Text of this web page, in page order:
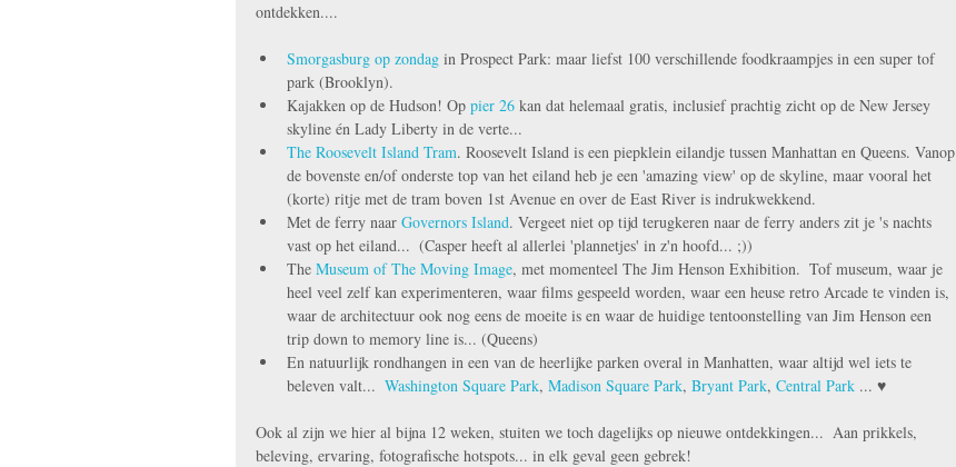
ontdekken....
Smorgasburg op zondag in Prospect Park: maar liefst 100 verschillende foodkraampjes in een super tof
park (Brooklyn).
Kajakken op de Hudson! Op pier 26 kan dat helemaal gratis, inclusief prachtig zicht op de New Jersey
skyline én Lady Liberty in de verte...
The Roosevelt Island Tram. Roosevelt Island is een piepklein eilandje tussen Manhattan en Queens. Vanop
de bovenste en/of onderste top van het eiland heb je een 'amazing view' op de skyline, maar vooral het
(korte) ritje met de tram boven 1st Avenue en over de East River is indrukwekkend.
Met de ferry naar Governors Island. Vergeet niet op tijd terugkeren naar de ferry anders zit je 's nachts
vast op het eiland...  (Casper heeft al allerlei 'plannetjes' in z'n hoofd... ;))
The Museum of The Moving Image, met momenteel The Jim Henson Exhibition.  Tof museum, waar je
heel veel zelf kan experimenteren, waar films gespeeld worden, waar een heuse retro Arcade te vinden is,
waar de architectuur ook nog eens de moeite is en waar de huidige tentoonstelling van Jim Henson een
trip down to memory line is... (Queens)
En natuurlijk rondhangen in een van de heerlijke parken overal in Manhatten, waar altijd wel iets te
beleven valt... Washington Square Park, Madison Square Park, Bryant Park, Central Park ... ♥️
Ook al zijn we hier al bijna 12 weken, stuiten we toch dagelijks op nieuwe ontdekkingen...  Aan prikkels,
beleving, ervaring, fotografische hotspots... in elk geval geen gebrek!